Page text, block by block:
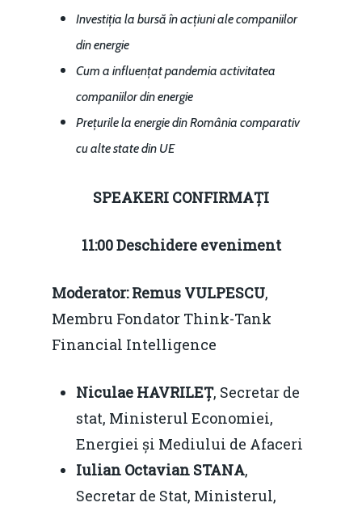
Investiția la bursă în acțiuni ale companiilor
din energie
Cum a influențat pandemia activitatea
companiilor din energie
Prețurile la energie din România comparativ
cu alte state din UE
SPEAKERI CONFIRMAȚI
11:00 Deschidere eveniment
Moderator: Remus VULPESCU,
Membru Fondator Think-Tank
Financial Intelligence
Niculae HAVRILEȚ, Secretar de
stat, Ministerul Economiei,
Energiei și Mediului de Afaceri
Iulian Octavian STANA,
Secretar de Stat, Ministerul,